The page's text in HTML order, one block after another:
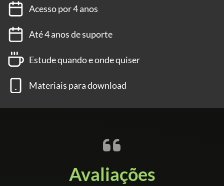
Acesso por 4 anos
Até 4 anos de suporte
Estude quando e onde quiser
Materiais para download
Avaliações